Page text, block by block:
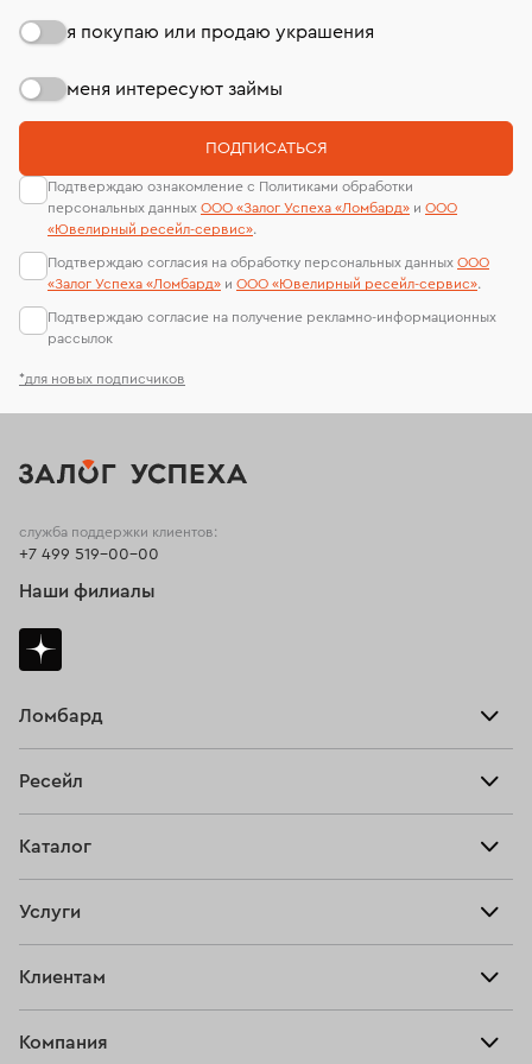
*для новых подписчиков
я покупаю или продаю украшения
меня интересуют займы
ПОДПИСАТЬСЯ
Подтверждаю ознакомление с Политиками обработки
персональных данных ООО «Залог Успеха «Ломбард» и ООО
«Ювелирный ресейл-сервиc».
Подтверждаю согласия на обработку персональных данных ООО
«Залог Успеха «Ломбард» и ООО «Ювелирный ресейл-сервиc».
Подтверждаю согласие на получение рекламно-информационных
рассылок
Ломбард
Тарифы
Ресейл
Купить
Прочие услуги
Каталог
Серьги
Услуги
Клиентам
Компания
служба поддержки клиентов:
+7 499 519-00-00
Наши филиалы